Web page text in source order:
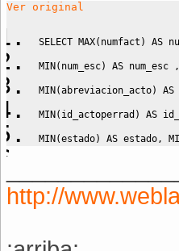
Ver original
SELECT MAX( numfact ) AS
MIN ( num_esc) AS num_esc ,
MIN (abreviacion_acto) AS
MIN ( id_actoperrad ) AS
MIN (estado) AS estado,
WHERE
http://